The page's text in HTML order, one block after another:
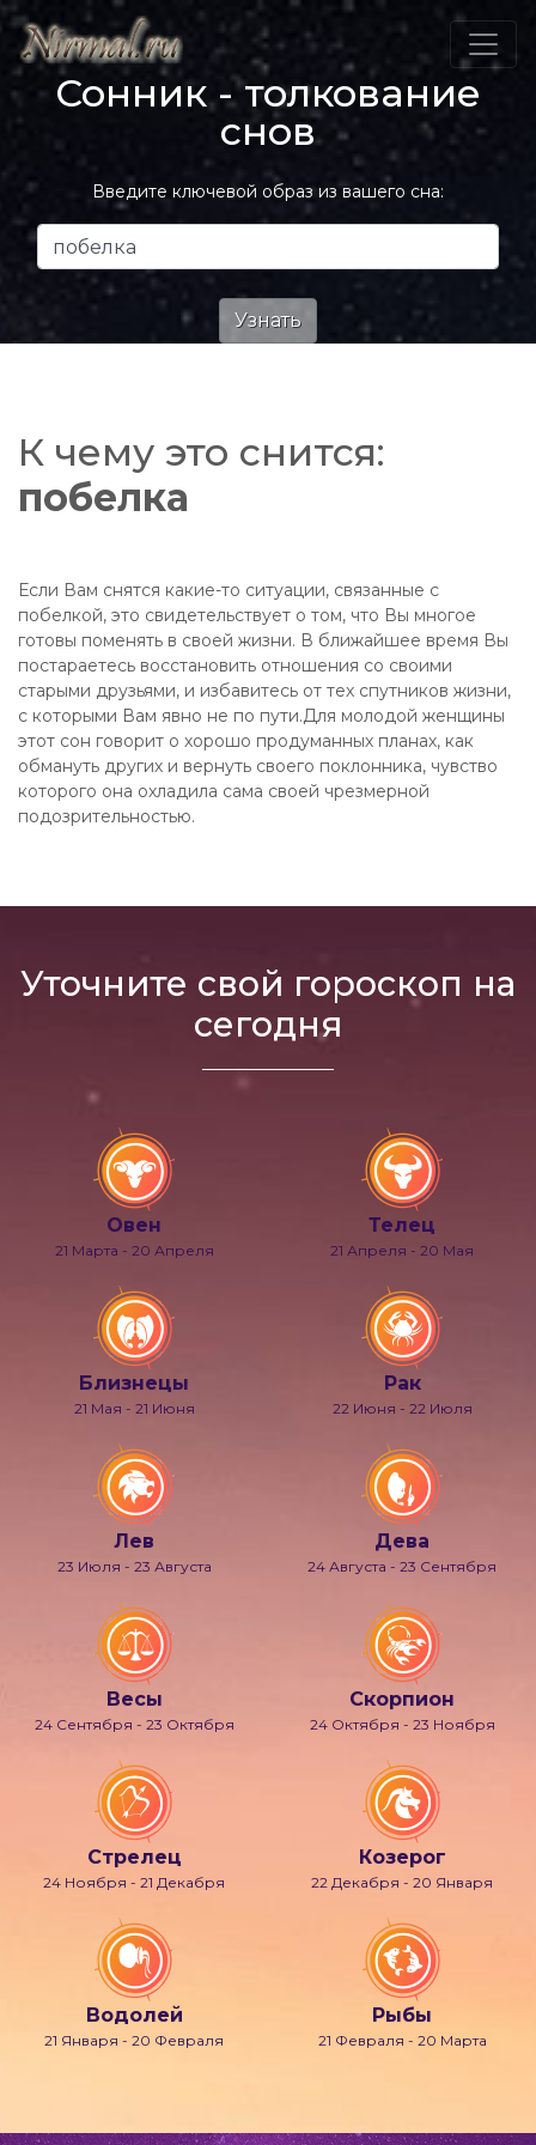
Сонник - толкование
снов
Введите ключевой образ из вашего сна:
К чему это снится:
побелка
Если Вам снятся какие-то ситуации, связанные с
побелкой, это свидетельствует о том, что Вы многое
готовы поменять в своей жизни. В ближайшее время Вы
постараетесь восстановить отношения со своими
старыми друзьями, и избавитесь от тех спутников жизни,
с которыми Вам явно не по пути.Для молодой женщины
этот сон говорит о хорошо продуманных планах, как
обмануть других и вернуть своего поклонника, чувство
которого она охладила сама своей чрезмерной
подозрительностью.
Уточните свой гороскоп на
сегодня
Овен
21 Марта - 20 Апреля
Телец
21 Апреля - 20 Мая
Близнецы
21 Мая - 21 Июня
Рак
22 Июня - 22 Июля
Лев
23 Июля - 23 Августа
Дева
24 Августа - 23 Сентября
Весы
24 Сентября - 23 Октября
Скорпион
24 Октября - 23 Ноября
Стрелец
24 Ноября - 21 Декабря
Козерог
22 Декабря - 20 Января
Водолей
21 Января - 20 Февраля
Рыбы
21 Февраля - 20 Марта